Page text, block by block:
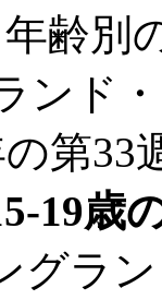
齢別
ンド
第33
19歳
グラ